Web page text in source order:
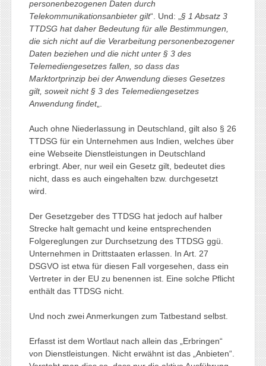
personenbezogenen Daten durch
Telekommunikationsanbieter gilt“. Und: „ § 1 Absatz 3
TTDSG hat daher Bedeutung für alle Bestimmungen,
die sich nicht auf die Verarbeitung personenbezogener
Daten beziehen und die nicht unter § 3 des
Telemediengesetzes fallen, so dass das
Marktortprinzip bei der Anwendung dieses Gesetzes
gilt, soweit nicht § 3 des Telemediengesetzes
Anwendung findet„.
Auch ohne Niederlassung in Deutschland, gilt also § 26
TTDSG für ein Unternehmen aus Indien, welches über
eine Webseite Dienstleistungen in Deutschland
erbringt. Aber, nur weil ein Gesetz gilt, bedeutet dies
nicht, dass es auch eingehalten bzw. durchgesetzt
wird.
Der Gesetzgeber des TTDSG hat jedoch auf halber
Strecke halt gemacht und keine entsprechenden
Folgereglungen zur Durchsetzung des TTDSG ggü.
Unternehmen in Drittstaaten erlassen. In Art. 27
DSGVO ist etwa für diesen Fall vorgesehen, dass ein
Vertreter in der EU zu benennen ist. Eine solche Pflicht
enthält das TTDSG nicht.
Und noch zwei Anmerkungen zum Tatbestand selbst.
Erfasst ist dem Wortlaut nach allein das „Erbringen“
von Dienstleistungen. Nicht erwähnt ist das „Anbieten“.